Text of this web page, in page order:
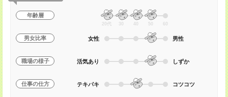
年齢層
20代 30 40 50 60
男女比率 女性 男性
職場の様子 活気あり しずか
仕事の仕方 テキパキ コツコツ